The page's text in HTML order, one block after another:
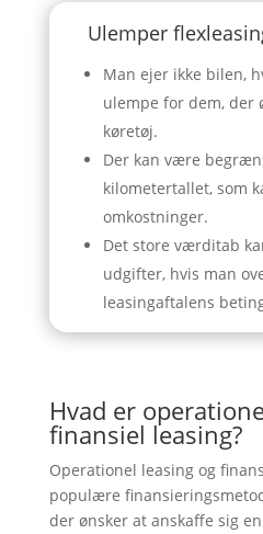
Ulemper
Man ejer ikke bilen,
ulempe for dem, der
køretøj.
Der kan være
kilometertallet, som
omkostninger.
Det store værditab
udgifter, hvis man
leasingaftalens
Hvad er
finansiel leasing?
Operationel leasing og
populære
der ønsker at anskaffe sig